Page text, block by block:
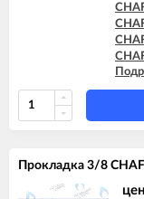
Прокладка 3/8